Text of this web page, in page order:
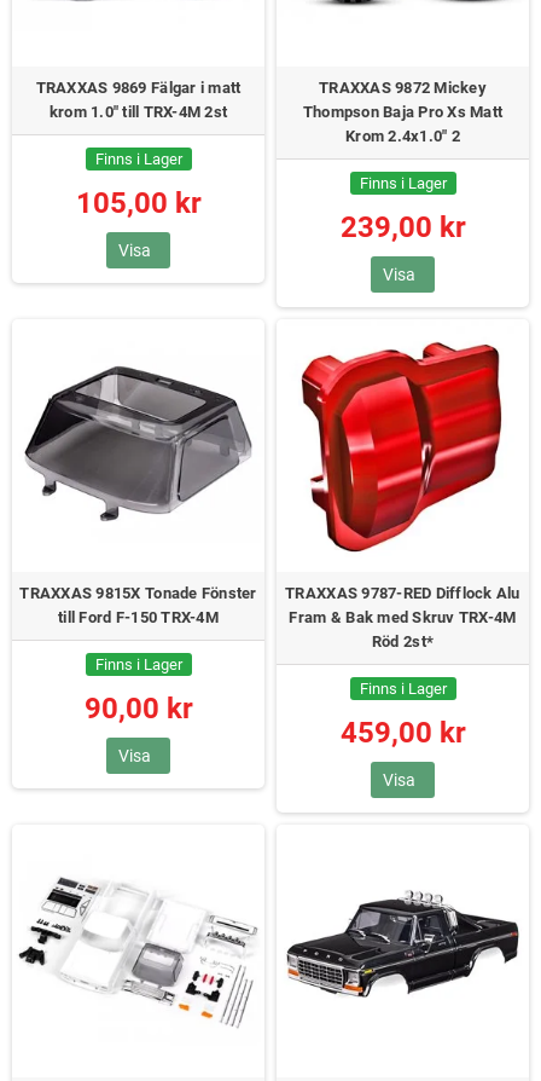
TRAXXAS 9869 Fälgar i matt
krom 1.0" till TRX-4M 2st
Finns i Lager
105,00 kr
Visa
TRAXXAS 9872 Mickey
Thompson Baja Pro Xs Matt
Krom 2.4x1.0" 2
Finns i Lager
239,00 kr
Visa
TRAXXAS 9815X Tonade Fönster
till Ford F-150 TRX-4M
Finns i Lager
90,00 kr
Visa
TRAXXAS 9787-RED Difflock Alu
Fram & Bak med Skruv TRX-4M
Röd 2st*
Finns i Lager
459,00 kr
Visa